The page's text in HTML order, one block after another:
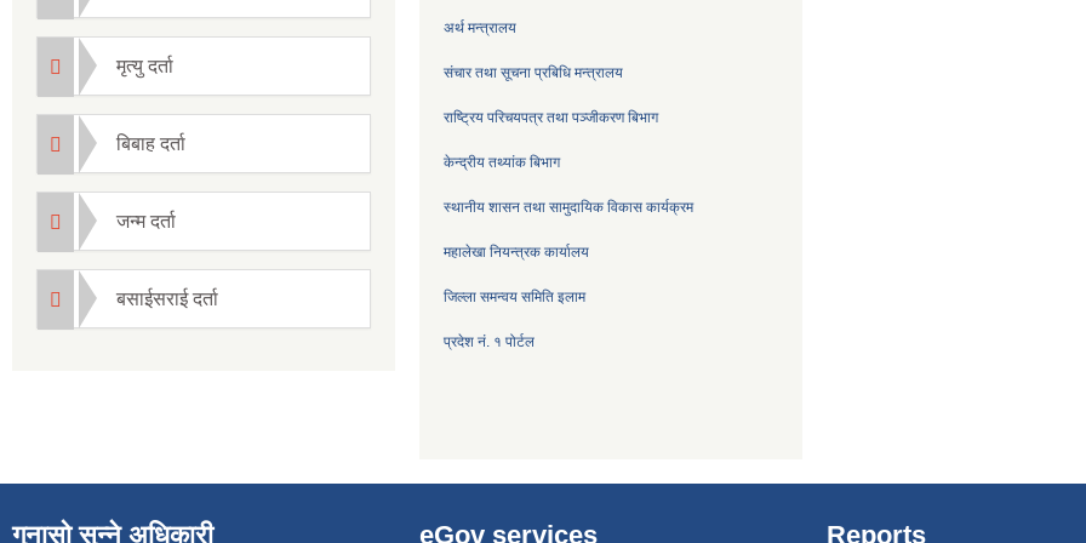
मृत्यु दर्ता
बिबाह दर्ता
जन्म दर्ता
बसाईसराई दर्ता
अर्थ मन्त्रालय
संचार तथा सूचना प्रबिधि मन्त्रालय
राष्ट्रिय परिचयपत्र तथा पञ्जीकरण बिभाग
केन्द्रीय तथ्यांक बिभाग
स्थानीय शासन तथा सामुदायिक विकास कार्यक्रम
महालेखा नियन्त्रक कार्यालय
जिल्ला समन्वय समिति इलाम
प्रदेश नं. १ पोर्टल
गुनासो सुन्ने अधिकारी eGov services Reports